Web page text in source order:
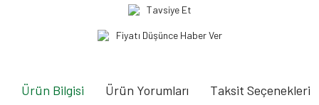
Tavsiye Et
Fiyatı Düşünce Haber Ver
Ürün Bilgisi Ürün Yorumları Taksit Seçenekleri